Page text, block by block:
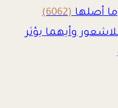
أصلها(6062)
وأيهما يؤثر